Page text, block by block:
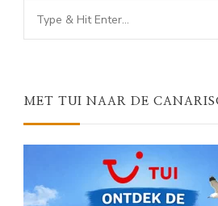
Looking
for
MET TUI NAAR DE